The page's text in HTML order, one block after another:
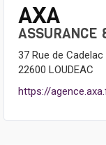
AXA
ASSURANCE
37 Rue de Cadelac
22600 LOUDEAC
https://